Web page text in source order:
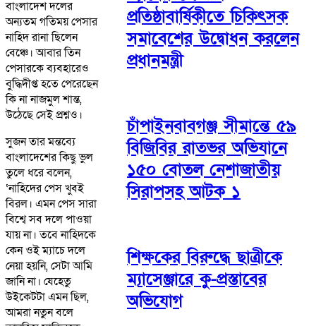
বাংলাদেশ দলের
অন্যতম গতিময় পেসার
নাহিদ রানা ছিলেন
বেঞ্চে। আবার তিন
পেসারকে ব্যবহারেও
বুদ্ধিদীপ্ত হতে পেরেছেন
কি না নাজমুল শান্ত,
উঠেছে সেই প্রশ্নও।
সুজন তার মন্তব্যে
বাংলাদেশের কিছু ভুল
তুলে ধরে বলেন,
‘নাহিদের পেস খুবই
বিরল। এমন পেস সারা
বিশ্বে সব দলে পাওয়া
যায় না। তবে নাহিদকে
কেন ওই ম্যাচে দলে
নেয়া হয়নি, সেটা আমি
জানি না। যেহেতু
উইকেটটা এমন ছিল,
আমরা নতুন বলে
প্রতিষ্ঠাবার্ষিকীতে চিকিৎসক
সমাবেশের উদ্বোধন করলেন
প্রধানমন্ত্রী
চাঁপাইনবাবগঞ্জ সীমান্তে ৫৯
বিজিবির রাতভর অভিযানে
১৫০ বোতল নেশাজাতীয়
সিরাপসহ আটক ১
শিক্ষকের বিরুদ্ধে ছাত্রীকে
ম্যাসেঞ্জারে কু-প্রস্তাবের
অভিযোগ